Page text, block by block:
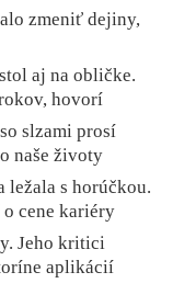
zmeniť dejiny,
aj na obličke.
hovorí
slzami prosí
naše životy
ležala s horúčkou.
cene kariéry
Jeho kritici
aplikácií